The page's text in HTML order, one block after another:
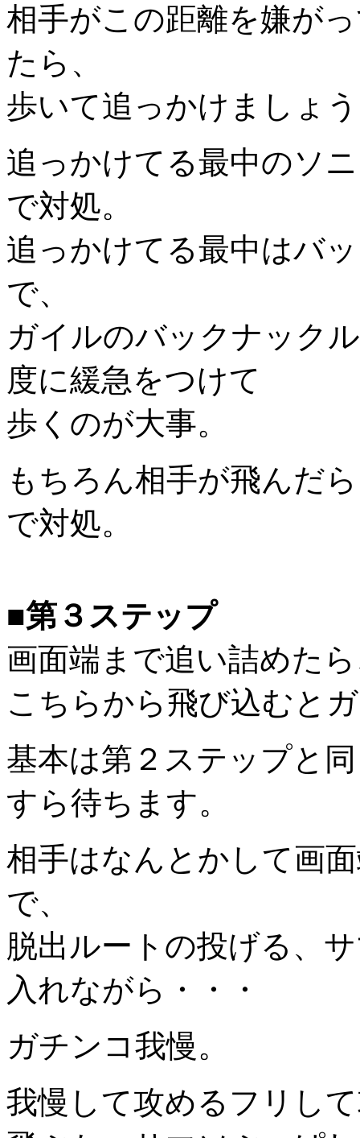
相手がこの距離を嫌が
たら、
歩いて追っかけましょ
追っかけてる最中のソ
で対処。
追っかけてる最中はバ
で、
ガイルのバックナック
度に緩急をつけて
歩くのが大事。
もちろん相手が飛んだ
で対処。
■第３ステップ
画面端まで追い詰めた
こちらから飛び込むと
基本は第２ステップと
すら待ちます。
相手はなんとかして画
で、
脱出ルートの投げる、
入れながら・・・
ガチンコ我慢。
我慢して攻めるフリし